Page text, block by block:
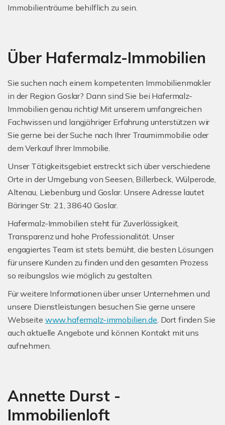
Immobilienträume behilflich zu sein.
Über Hafermalz-Immobilien
Sie suchen nach einem kompetenten Immobilienmakler
in der Region Goslar? Dann sind Sie bei Hafermalz-
Immobilien genau richtig! Mit unserem umfangreichen
Fachwissen und langjähriger Erfahrung unterstützen wir
Sie gerne bei der Suche nach Ihrer Traumimmobilie oder
dem Verkauf Ihrer Immobilie.
Unser Tätigkeitsgebiet erstreckt sich über verschiedene
Orte in der Umgebung von Seesen, Billerbeck, Wülperode,
Altenau, Liebenburg und Goslar. Unsere Adresse lautet
Bäringer Str. 21, 38640 Goslar.
Hafermalz-Immobilien steht für Zuverlässigkeit,
Transparenz und hohe Professionalität. Unser
engagiertes Team ist stets bemüht, die besten Lösungen
für unsere Kunden zu finden und den gesamten Prozess
so reibungslos wie möglich zu gestalten.
Für weitere Informationen über unser Unternehmen und
unsere Dienstleistungen besuchen Sie gerne unsere
Webseite www.hafermalz-immobilien.de. Dort finden Sie
auch aktuelle Angebote und können Kontakt mit uns
aufnehmen.
Annette Durst -
Immobilienloft